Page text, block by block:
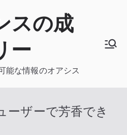
スの成
ー
能な情報のオアシス
ーザーで芳香でき